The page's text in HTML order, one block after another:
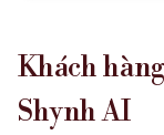
Khách
Shynh AI